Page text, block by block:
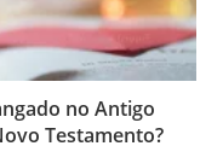
no Antigo
Testamento?